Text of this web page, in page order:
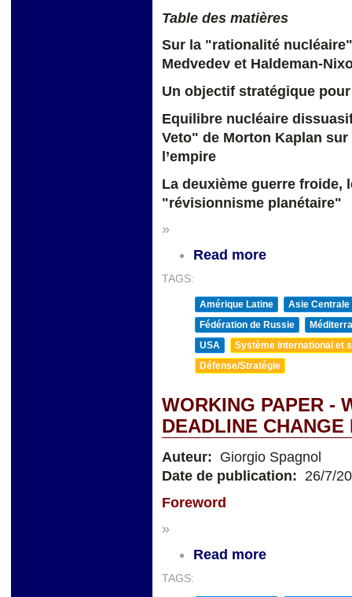
Table des matières
Sur la "rationalité
Medvedev et Haldeman-
Un objectif stratégique pour
Equilibre nucléaire
Veto" de Morton Kaplan sur
l’empire
La deuxième guerre froide,
"révisionnisme planétaire"
»
Read more
TAGS:
Amérique Latine
Asie Centrale
Fédération de Russie
USA
Système international et
Défense/Stratégie
WORKING PAPER -
DEADLINE
Auteur: Giorgio Spagnol
Date de publication: 26/7/
Foreword
»
Read more
TAGS: